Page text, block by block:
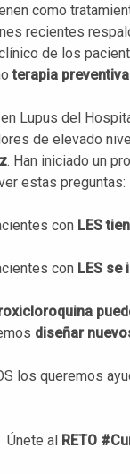
como
recientes
de los
terapia
en Lupus del
de elevado
. Han iniciado un
estas preguntas:
con LES
con LES se
diseñar
los queremos
Únete al RETO